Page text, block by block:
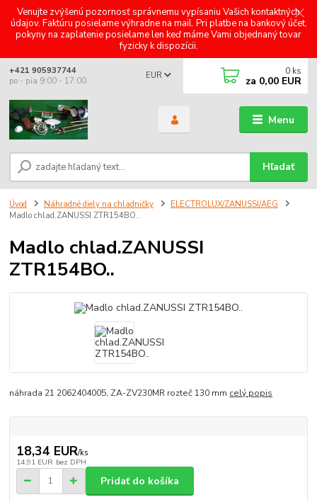
Venujte zvýšenú pozornosť správnemu vypísaniu Vašich kontaktných
údajov. Faktúru posielame výhradne na mail. Pri platbe na bankový účet,
pokyny na zaplatenie posielame len keď máme Vami objednaný tovar
fyzicky k dispozícii.
Menu
EUR
Hľadať
+421 905937744
po - pia 9:00 - 17:00
0 ks
za 0,00 EUR
Úvod Náhradné diely na chladničky
ELECTROLUX/ZANUSSI/AEG
Madlo chlad.ZANUSSI ZTR154BO..
Madlo chlad.ZANUSSI
ZTR154BO..
náhrada 21 2062404005, ZA-ZV230MR rozteč 130 mm celý popis
18,34 EUR/ks
14,91 EUR bez DPH
Pridať do košíka